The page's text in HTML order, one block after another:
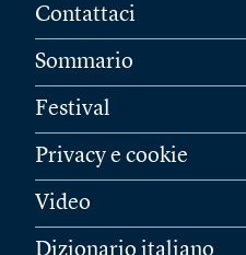
Contattaci
Sommario
Festival
Privacy e cookie
Video
Dizionario italiano